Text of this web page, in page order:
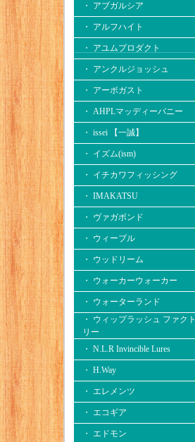
・ アブガルシア
・ アルフハイト
・ アユムプロダクト
・ アンクルジョッシュ
・ アーボガスト
・ AHPLマッディーバニー
・ issei 【一誠】
・ イズム(ism)
・ イチカワフィッシング
・ IMAKATSU
・ ヴァガボンド
・ ウィーブル
・ ウッドリーム
・ ウォーカーウォーカー
・ ウォーターランド
・ ウィップラッシュ ファクト
リー
・ N.L.R Invincible Lures
・ H.Way
・ エレメンツ
・ エコギア
・ エドモン